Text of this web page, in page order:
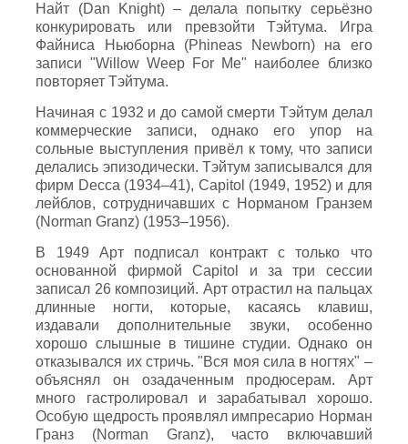
Найт (Dan Knight) – делала попытку серьёзно
конкурировать или превзойти Тэйтума. Игра
Файниса Ньюборна (Phineas Newborn) на его
записи "Willow Weep For Me" наиболее близко
повторяет Тэйтума.
Начиная с 1932 и до самой смерти Тэйтум делал
коммерческие записи, однако его упор на
сольные выступления привёл к тому, что записи
делались эпизодически. Тэйтум записывался для
фирм Decca (1934–41), Capitol (1949, 1952) и для
лейблов, сотрудничавших с Норманом Гранзем
(Norman Granz) (1953–1956).
В 1949 Арт подписал контракт с только что
основанной фирмой Capitol и за три сессии
записал 26 композиций. Арт отрастил на пальцах
длинные ногти, которые, касаясь клавиш,
издавали дополнительные звуки, особенно
хорошо слышные в тишине студии. Однако он
отказывался их стричь. "Вся моя сила в ногтях" –
объяснял он озадаченным продюсерам. Арт
много гастролировал и зарабатывал хорошо.
Особую щедрость проявлял импресарио Норман
Гранз (Norman Granz), часто включавший